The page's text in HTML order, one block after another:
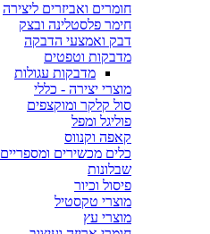
חומרים ואביזרים ליצירה
חימר פלסטלינה ובצק
דבק ואמצעי הדבקה
מדבקות וטפטים
מדבקות עגולות
מוצרי יצירה - כללי
סול קלקר ומוקצפים
פוליגל ומפל
קאפה וקנווס
כלים מכשירים ומספריים
שבלונות
פיסול וכיור
מוצרי טקסטיל
מוצרי עץ